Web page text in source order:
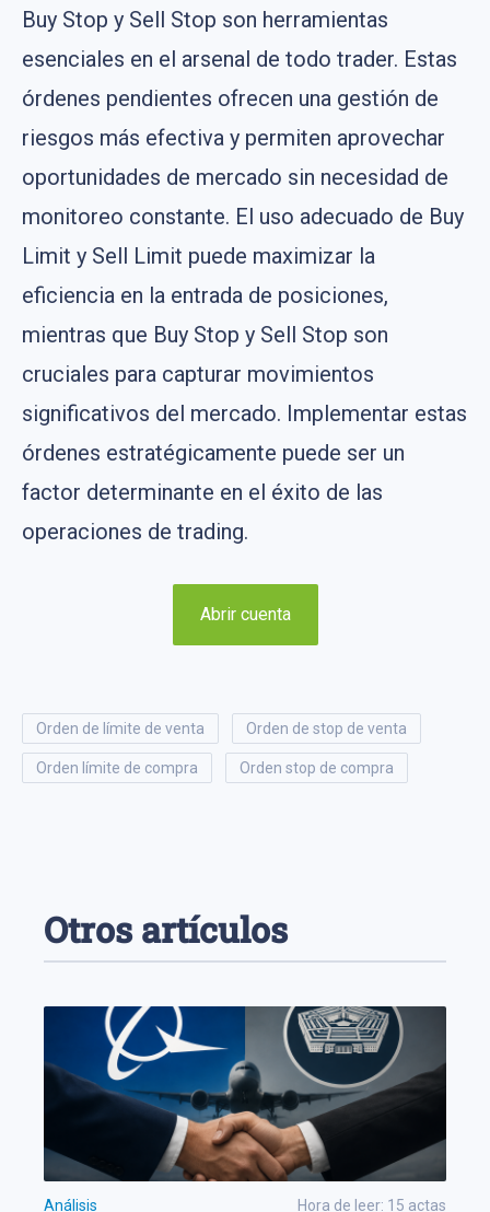
Buy Stop y Sell Stop son herramientas
esenciales en el arsenal de todo trader. Estas
órdenes pendientes ofrecen una gestión de
riesgos más efectiva y permiten aprovechar
oportunidades de mercado sin necesidad de
monitoreo constante. El uso adecuado de Buy
Limit y Sell Limit puede maximizar la
eficiencia en la entrada de posiciones,
mientras que Buy Stop y Sell Stop son
cruciales para capturar movimientos
significativos del mercado. Implementar estas
órdenes estratégicamente puede ser un
factor determinante en el éxito de las
operaciones de trading.
Abrir cuenta
orden de límite de venta orden de stop de venta
orden límite de compra orden stop de compra
Otros artículos
Análisis Hora de leer: 15 actas